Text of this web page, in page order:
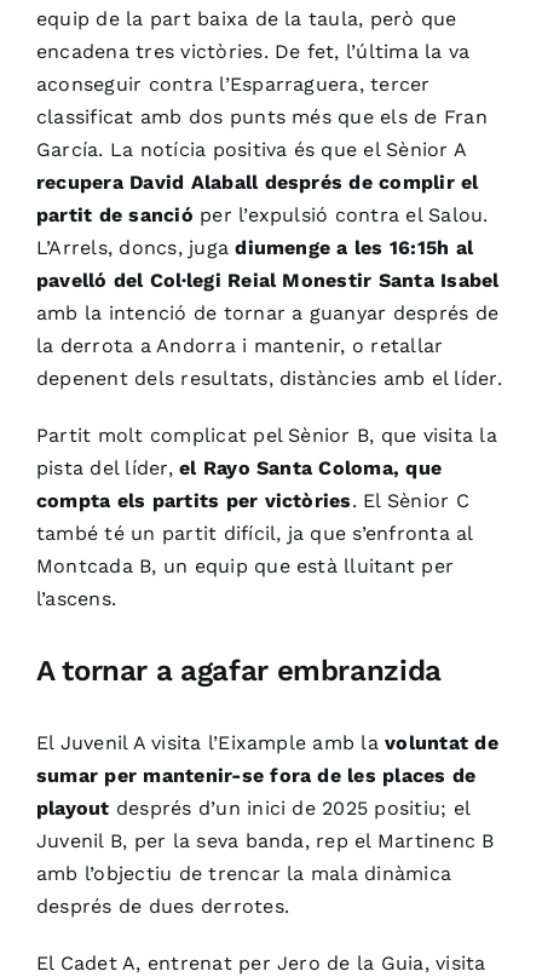
equip de la part baixa de la taula, però que
encadena tres victòries. De fet, l’última la va
aconseguir contra l’Esparraguera, tercer
classificat amb dos punts més que els de Fran
García. La notícia positiva és que el Sènior A
recupera David Alaball després de complir el
partit de sanció per l’expulsió contra el Salou.
L’Arrels, doncs, jugadiumenge a les 16:15h al
pavelló del Col·legi Reial Monestir Santa Isabel
amb la intenció de tornar a guanyar després de
la derrota a Andorra i mantenir, o retallar
depenent dels resultats, distàncies amb el líder.
Partit molt complicat pel Sènior B, que visita la
pista del líder,el Rayo Santa Coloma, que
compta els partits per victòries. El Sènior C
també té un partit difícil, ja que s’enfronta al
Montcada B, un equip que està lluitant per
l’ascens.
A tornar a agafar embranzida
El Juvenil A visita l’Eixample amb lavoluntat de
sumar per mantenir-se fora de les places de
playout després d’un inici de 2025 positiu; el
Juvenil B, per la seva banda, rep el Martinenc B
amb l’objectiu de trencar la mala dinàmica
després de dues derrotes.
El Cadet A, entrenat per Jero de la Guia, visita